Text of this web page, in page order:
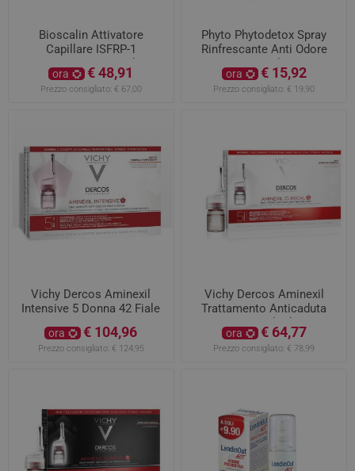
Bioscalin Attivatore
Capillare ISFRP-1
Trattamento Anti Caduta 1
Fiala da 10ml
ora € 48,91
Prezzo consigliato: € 67,00
Phyto Phytodetox Spray
Rinfrescante Anti Odore
150ml
ora € 15,92
Prezzo consigliato: € 19,90
Vichy Dercos Aminexil
Intensive 5 Donna 42 Fiale
ora € 104,96
Prezzo consigliato: € 124,95
Vichy Dercos Aminexil
Trattamento Anticaduta
Donna 21 Fiale da 6ML
ora € 64,77
Prezzo consigliato: € 78,99